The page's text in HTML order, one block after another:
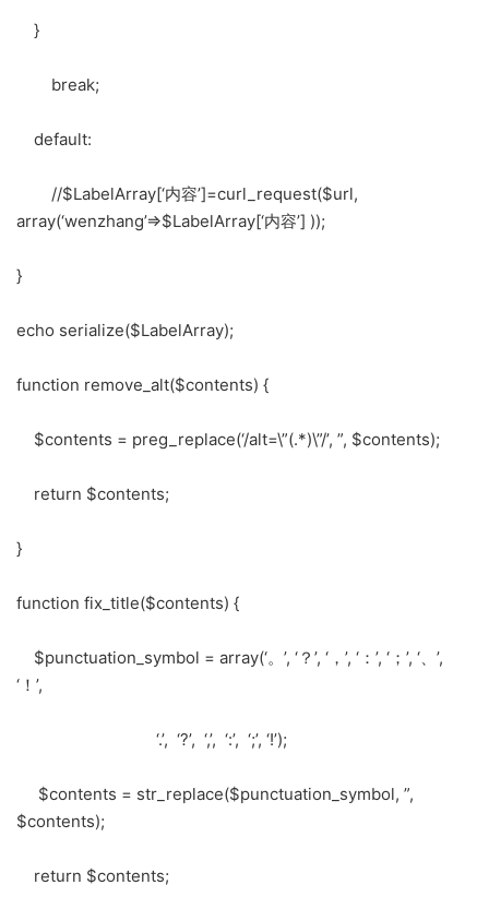
}
break;
default:
//$LabelArray[‘内容’]=curl_request($url,
array(‘wenzhang’=>$LabelArray[‘内容’] ));
}
echo serialize($LabelArray);
function remove_alt($contents) {
$contents = preg_replace(‘/alt=\”(.*)\”/’, ”, $contents);
return $contents;
}
function fix_title($contents) {
$punctuation_symbol = array(‘。’, ‘？’, ‘，’, ‘：’, ‘；’, ‘、’,
‘！’,
‘.’, ‘?’, ‘,’, ‘:’, ‘;’, ‘!’);
$contents = str_replace($punctuation_symbol, ”,
$contents);
return $contents;